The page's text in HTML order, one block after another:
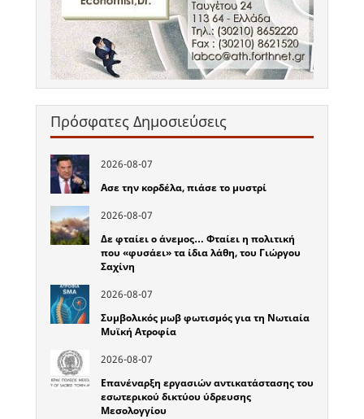
Πρόσφατες Δημοσιεύσεις
2026-08-07
Ασε την κορδέλα, πιάσε το μυστρί
2026-08-07
Δε φταίει ο άνεμος… Φταίει η πολιτική
που «φυσάει» τα ίδια λάθη, του Γιώργου
Σαχίνη
2026-08-07
Συμβολικός μωβ φωτισμός για τη Νωτιαία
Μυϊκή Ατροφία
2026-08-07
Επανέναρξη εργασιών αντικατάστασης του
εσωτερικού δικτύου ύδρευσης
Μεσολογγίου